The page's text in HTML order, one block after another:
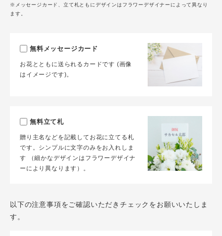
※メッセージカード、立て札ともにデザインはフラワーデザイナーによって異なり
ます。
無料メッセージカード
お花とともに送られるカードです (画像
はイメージです)。
無料立て札
贈り主名などを記載してお花に立てる札
です。シンプルに文字のみをお入れしま
す （細かなデザインはフラワーデザイナ
ーにより異なります）。
以下の注意事項をご確認いただきチェックをお願いいたしま
す。